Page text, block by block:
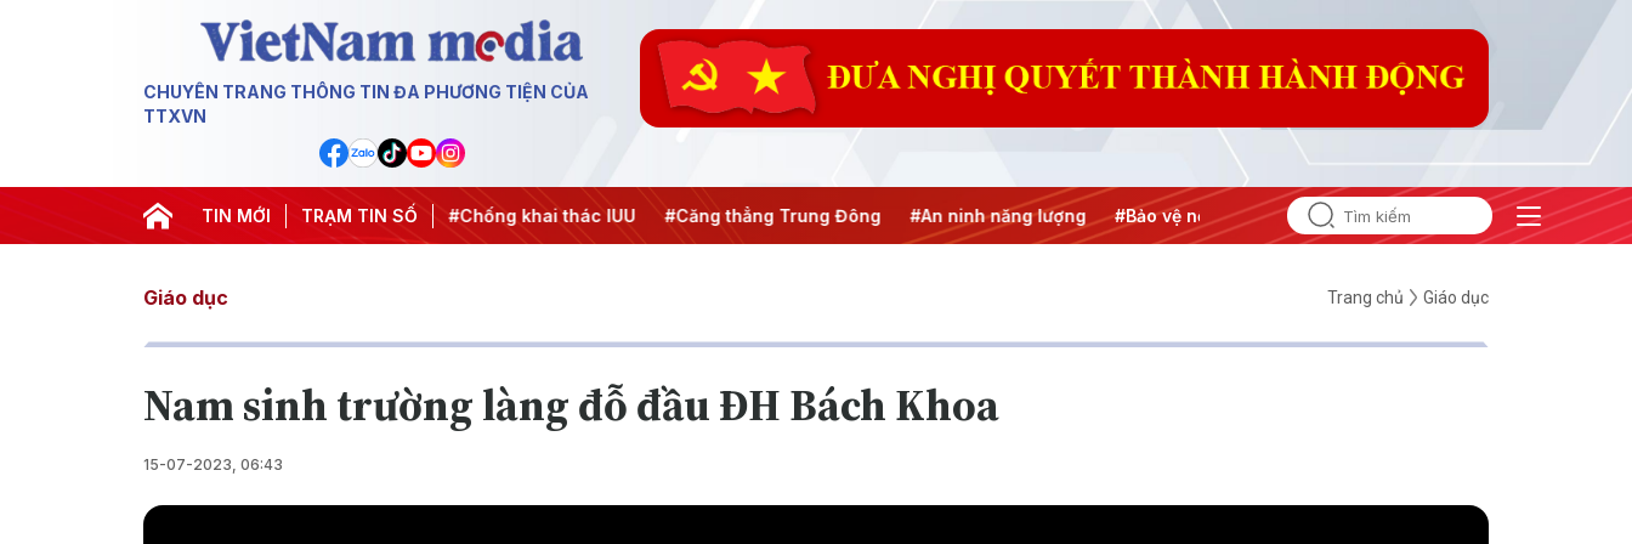
CHUYÊN TRANG THÔNG TIN ĐA PHƯƠNG TIỆN CỦA
TTXVN
TIN MỚI TRẠM TIN SỐ
#Chiến dịch 500 ngày đêm #Chống khai thác IUU #Căng thẳng Trung Đông #An ninh năng lượng #Bảo vệ nền tảng tư tưởng của Đảng #Hội nghị Trung ương 3
Giáo dục Trang chủ Giáo dục
Nam sinh trường làng đỗ đầu ĐH Bách Khoa
15-07-2023, 06:43